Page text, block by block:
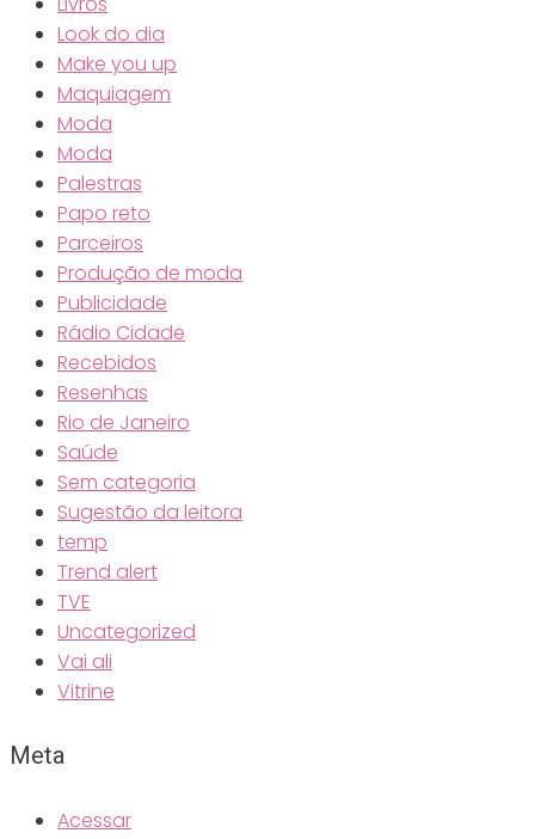
Look do dia
Make you up
Maquiagem
Moda
Moda
Palestras
Papo reto
Parceiros
Produção de moda
Publicidade
Rádio Cidade
Recebidos
Resenhas
Rio de Janeiro
Saúde
Sem categoria
Sugestão da leitora
temp
Trend alert
TVE
Uncategorized
Vai ali
Vitrine
Meta
Acessar